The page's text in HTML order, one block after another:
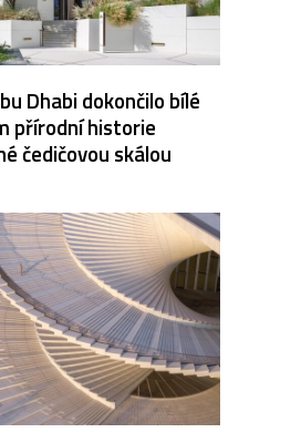
Dhabi dokončilo bílé
přírodní historie
čedičovou skálou